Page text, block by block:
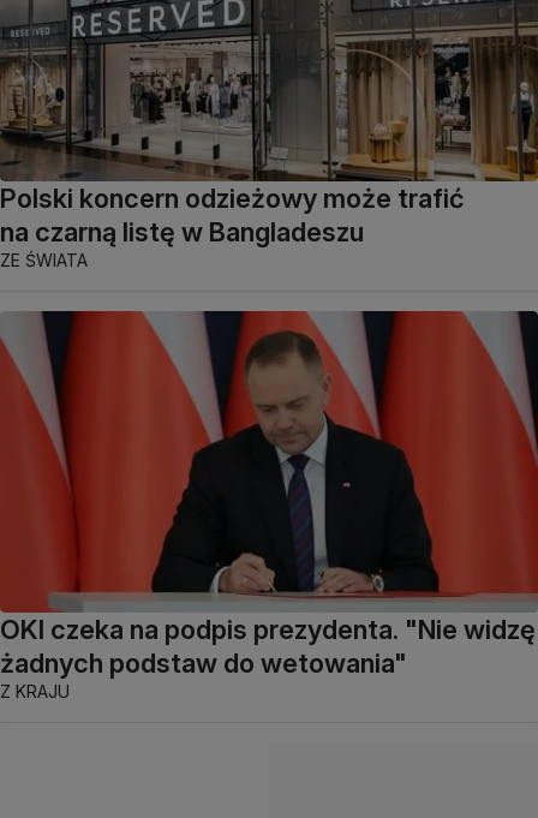
Polski koncern odzieżowy może trafić
na czarną listę w Bangladeszu
ZE ŚWIATA
OKI czeka na podpis prezydenta. "Nie widzę
żadnych podstaw do wetowania"
Z KRAJU